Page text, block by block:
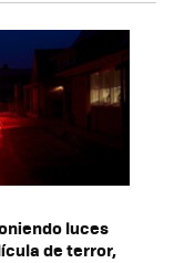
luces
de terror,